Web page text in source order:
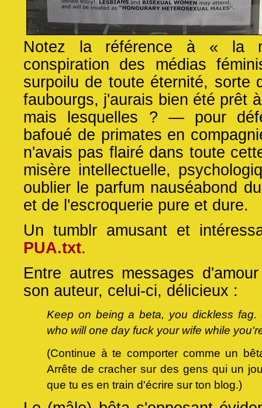
Notez la référence à « la
conspiration des médias
surpoilu de toute éternité, sorte
faubourgs, j'aurais bien été prêt
mais lesquelles ? — pour
bafoué de primates en
n'avais pas flairé dans toute
misère intellectuelle,
oublier le parfum nauséabond
et de l'escroquerie pure et dure.
Un tumblr amusant et
PUA.txt.
Entre autres messages
son auteur, celui-ci, délicieux :
Keep on being a beta, you dickless fag.
who will one day fuck your wife while
(Continue à te comporter comme un
Arrête de cracher sur des gens qui un
que tu es en train d'écrire sur ton blog.)